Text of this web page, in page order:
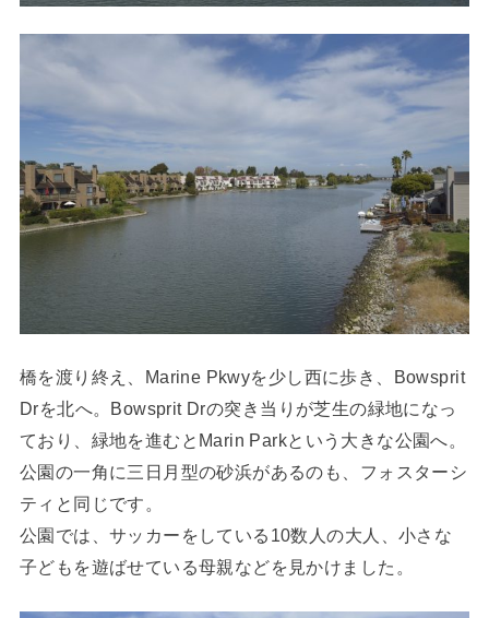
橋を渡り終え、Marine Pkwyを少し西に歩き、Bowsprit
Drを北へ。Bowsprit Drの突き当りが芝生の緑地になっ
ており、緑地を進むとMarin Parkという大きな公園へ。
公園の一角に三日月型の砂浜があるのも、フォスターシ
ティと同じです。
公園では、サッカーをしている10数人の大人、小さな
子どもを遊ばせている母親などを見かけました。